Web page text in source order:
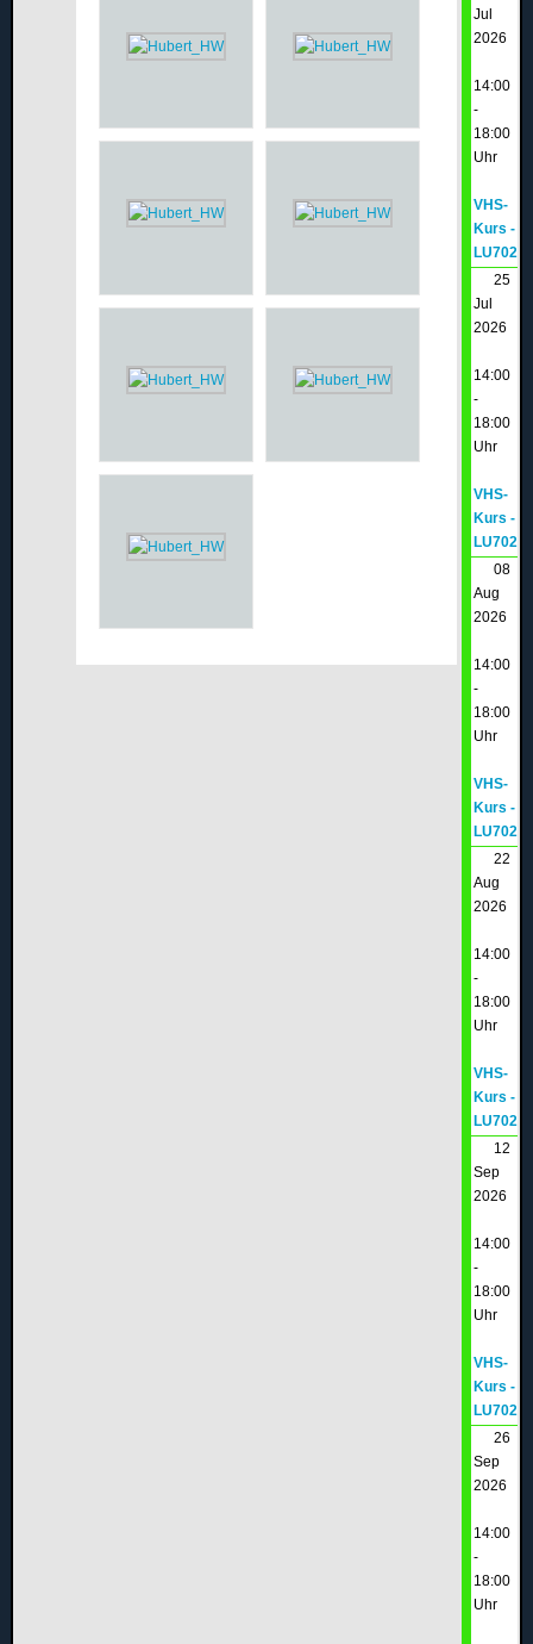
Jul
2026
14:00
-
18:00
Uhr
VHS-
Kurs -
LU702
25
Jul
2026
14:00
-
18:00
Uhr
VHS-
Kurs -
LU702
08
Aug
2026
14:00
-
18:00
Uhr
VHS-
Kurs -
LU702
22
Aug
2026
14:00
-
18:00
Uhr
VHS-
Kurs -
LU702
12
Sep
2026
14:00
-
18:00
Uhr
VHS-
Kurs -
LU702
26
Sep
2026
14:00
-
18:00
Uhr